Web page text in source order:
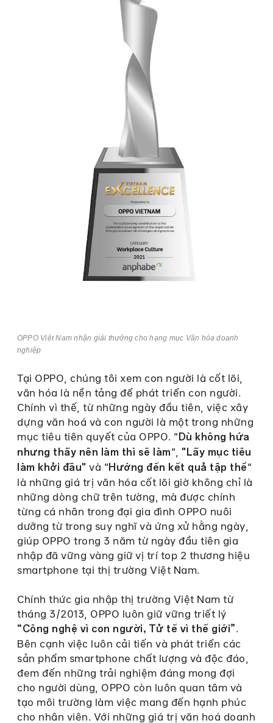
OPPO Việt Nam nhận giải thưởng cho hạng mục Văn hóa doanh
nghiệp
Tại OPPO, chúng tôi xem con người là cốt lõi,
văn hóa là nền tảng để phát triển con người.
Chính vì thế, từ những ngày đầu tiên, việc xây
dựng văn hoá và con người là một trong những
mục tiêu tiên quyết của OPPO. " Dù không hứa
nhưng thấy nên làm thì sẽ làm", "Lấy mục tiêu
làm khởi đầu" và " Hướng đến kết quả tập thể"
là những giá trị văn hóa cốt lõi giờ không chỉ là
những dòng chữ trên tường, mà được chính
từng cá nhân trong đại gia đình OPPO nuôi
dưỡng từ trong suy nghĩ và ứng xử hằng ngày,
giúp OPPO trong 3 năm từ ngày đầu tiên gia
nhập đã vững vàng giữ vị trí top 2 thương hiệu
smartphone tại thị trường Việt Nam.
Chính thức gia nhập thị trường Việt Nam từ
tháng 3/2013, OPPO luôn giữ vững triết lý
“Công nghệ vì con người, Tử tế vì thế giới”
Bên cạnh việc luôn cải tiến và phát triển các
sản phẩm smartphone chất lượng và độc đáo,
đem đến những trải nghiệm đáng mong đợi
cho người dùng, OPPO còn luôn quan tâm và
tạo môi trường làm việc mang đến hạnh phúc
cho nhân viên. Với những giá trị văn hoá doanh